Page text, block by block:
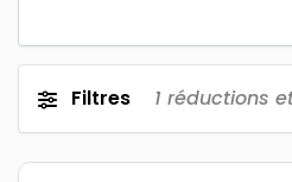
Filtres 1 réductions